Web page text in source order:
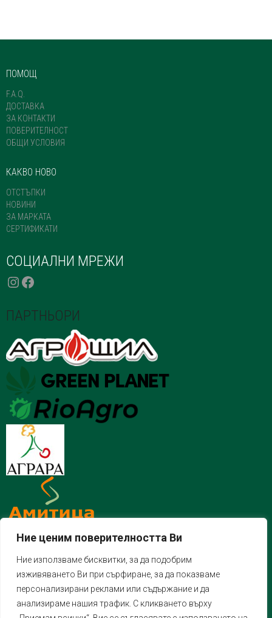
Ние ценим поверителността Ви
Ние използваме бисквитки, за да подобрим
изживяването Ви при сърфиране, за да показваме
персонализирани реклами или съдържание и да
анализираме нашия трафик. С кликването върху
ПОМОЩ
F.A.Q.
ДОСТАВКА
ЗА КОНТАКТИ
ПОВЕРИТЕЛНОСТ
ОБЩИ УСЛОВИЯ
КАКВО НОВО
ОТСТЪПКИ
НОВИНИ
ЗА МАРКАТА
СЕРТИФИКАТИ
СОЦИАЛНИ МРЕЖИ
INSTAGRAM
FACEBOOK
ПАРТНЬОРИ